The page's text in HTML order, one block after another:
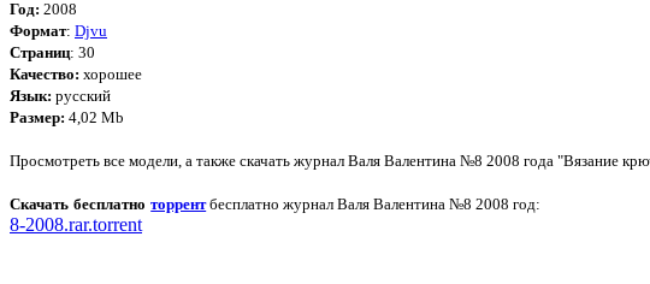
Год: 2008
Формат: Djvu
Страниц: 30
Качество: хорошее
Язык: русский
Размер: 4,02 Mb
Просмотреть все модели, а также скачать журнал Валя Валентина №8 2008 года "Вязание
Скачать бесплатноторрентбесплатно журнал Валя Валентина №8 2008 год:
8-2008.rar.torrent